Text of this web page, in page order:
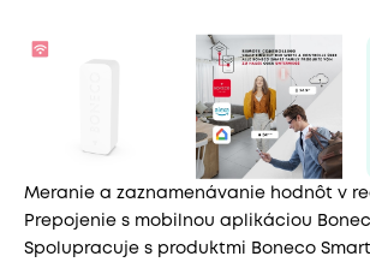
Meranie a zaznamenávanie hodnôt v
Prepojenie s mobilnou aplikáciou
Spolupracuje s produktmi Boneco